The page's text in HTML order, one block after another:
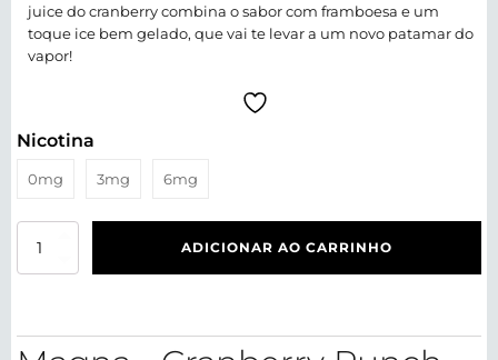
juice do cranberry combina o sabor com framboesa e um
toque ice bem gelado, que vai te levar a um novo patamar do
vapor!
Nicotina
0mg 3mg 6mg
Magna
ADICIONAR AO CARRINHO